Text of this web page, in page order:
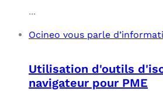
...
Ocineo vous parle
Utilisation d'outils
navigateur pour PME